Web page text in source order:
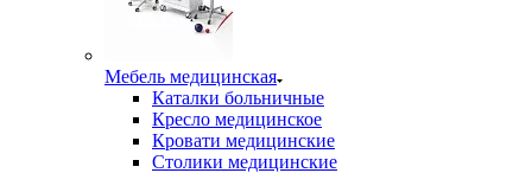
Мебель медицинская
Каталки больничные
Кресло медицинское
Кровати медицинские
Столики медицинские